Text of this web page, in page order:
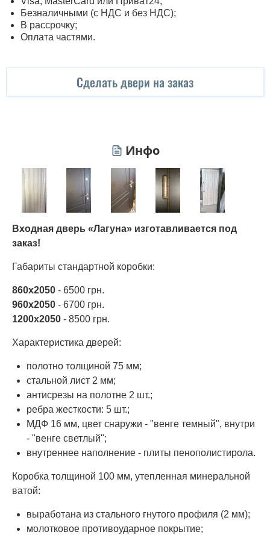
Безналичными (с НДС и без НДС);
В рассрочку;
Оплата частями.
Сделать двери на заказ
Инфо
Входная дверь «Лагуна» изготавливается под
заказ!
Габариты стандартной коробки:
860х2050 - 6500 грн.
960х2050 - 6700 грн.
1200х2050 - 8500 грн.
Характеристика дверей:
полотно толщиной 75 мм;
стальной лист 2 мм;
антисрезы на полотне 2 шт.;
ребра жесткости: 5 шт.;
МДФ 16 мм, цвет снаружи - "венге темный", внутри
- "венге светлый";
внутреннее наполнение - плиты пенополистирола.
Коробка толщиной 100 мм, утепленная минеральной
ватой:
выработана из стального гнутого профиля (2 мм);
молотковое противоударное покрытие;